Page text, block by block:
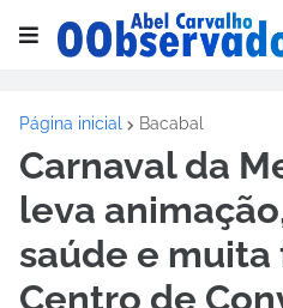
Página inicial Bacabal
Carnaval da
leva
saúde e muita
Centro de